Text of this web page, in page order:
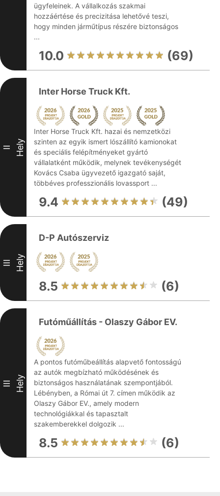
ügyfeleinek. A vállalkozás szakmai
hozzáértése és precizitása lehetővé teszi,
hogy minden járműtípus részére biztonságos
...
10.0 (69)
II Hely
Inter Horse Truck Kft.
Inter Horse Truck Kft. hazai és nemzetközi
szinten az egyik ismert lószállító kamionokat
és speciális felépítményeket gyártó
vállalatként működik, melynek tevékenységét
Kovács Csaba ügyvezető igazgató saját,
többéves professzionális lovassport ...
9.4 (49)
III Hely
D-P Autószerviz
8.5 (6)
III Hely
Futóműállítás - Olaszy Gábor EV.
A pontos futóműbeállítás alapvető fontosságú
az autók megbízható működésének és
biztonságos használatának szempontjából.
Lébényben, a Római út 7. címen működik az
Olaszy Gábor EV., amely modern
technológiákkal és tapasztalt
szakemberekkel dolgozik ...
8.5 (6)